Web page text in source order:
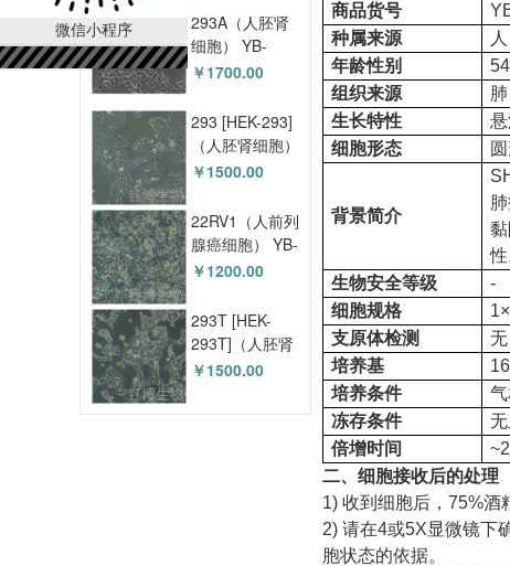
微信小程序
293A（人胚肾
细胞） YB-
71003HC
￥1700.00
293 [HEK-293]
（人胚肾细胞）
YB-71001HC
￥1500.00
22RV1（人前列
腺癌细胞） YB-
71004HC
￥1200.00
293T [HEK-
293T]（人胚肾
细胞） YB-
￥1500.00
商品货号
种属来源
人
年龄性别
组织来源
肺
生长特性
细胞形态
背景简介
性
生物安全等级
-
细胞规格
支原体检测
无
培养基
培养条件
冻存条件
倍增时间
二、细胞接收后的处理
1) 收到细胞后，75%酒
2) 请在4或5X显微镜下
胞状态的依据。